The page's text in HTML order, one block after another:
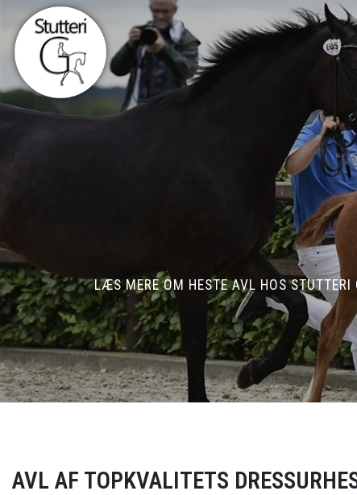
hovedindhold
LÆS MERE OM HESTE AVL HOS STUTTERI
AVL AF TOPKVALITETS